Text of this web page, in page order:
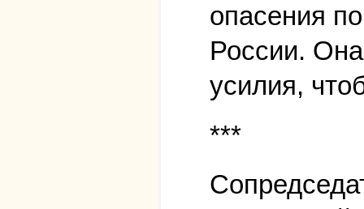
опасения
России.
усилия,
***